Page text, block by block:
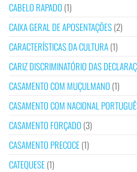
CABELO RAPADO (1)
CAIXA GERAL DE APOSENTAÇÕES(2)
CARACTERÍSTICAS DA CULTURA(1)
CARIZ DISCRIMINATÓRIO DAS
CASAMENTO COM MUÇULMANO (1)
CASAMENTO COM NACIONAL
CASAMENTO FORÇADO (3)
CASAMENTO PRECOCE(1)
CATEQUESE(1)